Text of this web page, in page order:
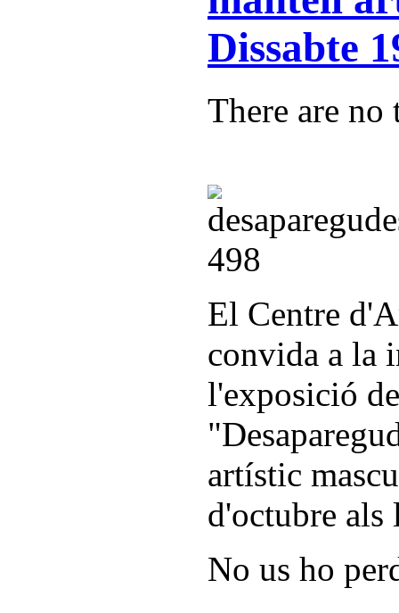
Dissabte
There are no
El Centre
convida a la
l'exposició
artístic
d'octubre als
No us ho